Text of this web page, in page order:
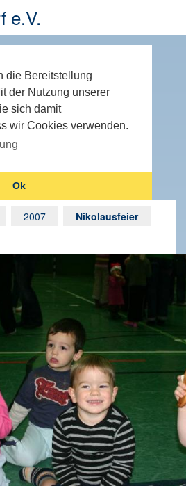
e.V.
die Bereitstellung
der Nutzung unserer
sich damit
wir Cookies verwenden.
Ok
2007 Nikolausfeier